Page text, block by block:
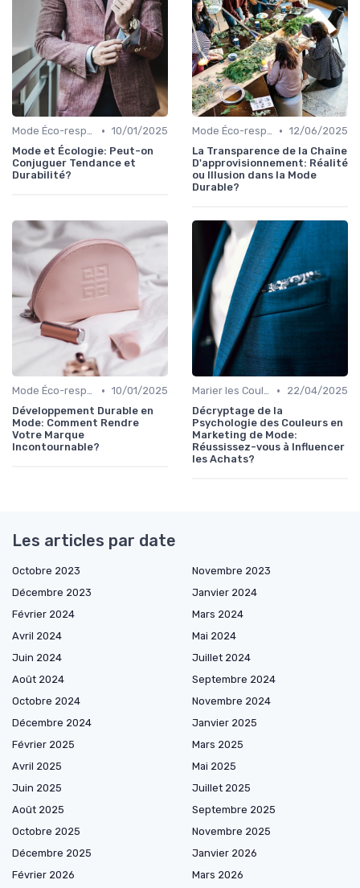
Mode Éco-responsable • 10/01/2025
Mode et Écologie: Peut-on
Conjuguer Tendance et
Durabilité?
Mode Éco-responsable • 12/06/2025
La Transparence de la Chaîne
D'approvisionnement: Réalité
ou Illusion dans la Mode
Durable?
Mode Éco-responsable • 10/01/2025
Développement Durable en
Mode: Comment Rendre
Votre Marque
Incontournable?
Marier les Couleurs et les Motifs •
22/04/2025
Décryptage de la
Psychologie des Couleurs en
Marketing de Mode:
Réussissez-vous à Influencer
les Achats?
Les articles par date
Octobre 2023
Novembre 2023
Décembre 2023
Janvier 2024
Février 2024
Mars 2024
Avril 2024
Mai 2024
Juin 2024
Juillet 2024
Août 2024
Septembre 2024
Octobre 2024
Novembre 2024
Décembre 2024
Janvier 2025
Février 2025
Mars 2025
Avril 2025
Mai 2025
Juin 2025
Juillet 2025
Août 2025
Septembre 2025
Octobre 2025
Novembre 2025
Décembre 2025
Janvier 2026
Février 2026
Mars 2026